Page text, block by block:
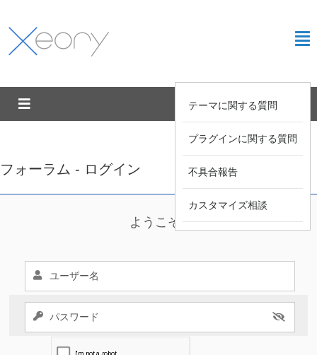
テーマに関する質問
プラグインに関する質問
不具合報告
カスタマイズ相談
フォーラム - ログイン
ようこそ !